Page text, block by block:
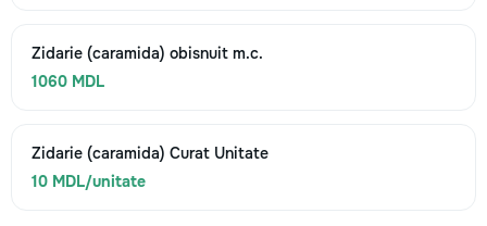
Zidarie (caramida) obisnuit m.c.
1060 MDL
Zidarie (caramida) Curat Unitate
10 MDL/unitate